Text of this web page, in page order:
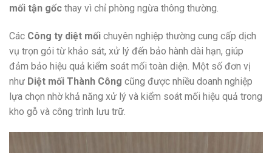
mối tận gốc thay vì chỉ phòng ngừa thông thường.
Các Công ty diệt mối chuyên nghiệp thường cung cấp dịch
vụ trọn gói từ khảo sát, xử lý đến bảo hành dài hạn, giúp
đảm bảo hiệu quả kiểm soát mối toàn diện. Một số đơn vị
như Diệt mối Thành Công cũng được nhiều doanh nghiệp
lựa chọn nhờ khả năng xử lý và kiểm soát mối hiệu quả trong
kho gỗ và công trình lưu trữ.